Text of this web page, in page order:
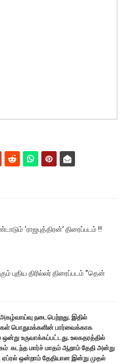
‘ராஜபுத்திரன்’ திரைப்படம் !!
புதிய திரில்லர் திரைப்படம் “தென்
நடைபெற்றது. இதில்
பொதுமக்களின் பார்வைக்காக
ஒன்று உருவாக்கப்பட்டது. உலகதரத்தில்
கடந்த மார்ச் மாதம் ஆறாம் தேதி அன்று
ஏப்ரல் ஒன்றாம் தேதியான இன்று முதல்